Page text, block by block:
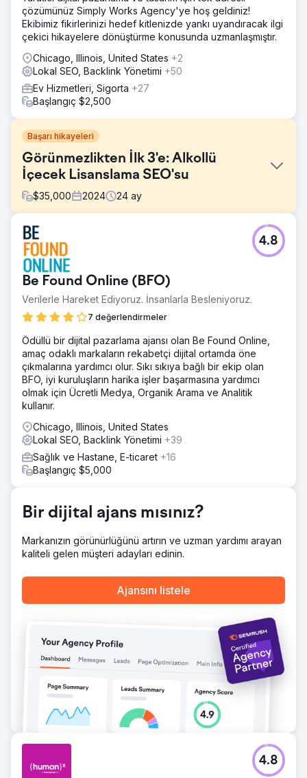
çözümünüz Simply Works Agency'ye hoş geldiniz!
Ekibimiz fikirlerinizi hedef kitlenizde yankı uyandıracak ilgi
çekici hikayelere dönüştürme konusunda uzmanlaşmıştır.
Chicago, Illinois, United States +2
Lokal SEO, Backlink Yönetimi +50
Ev Hizmetleri, Sigorta +27
Başlangıç $2,500
Başarı hikayeleri
Görünmezlikten İlk 3'e: Alkollü
İçecek Lisanslama SEO'su
$35,000 2024 24 ay
Meydan Okuma
Bu müşterinin bir web sitesi vardı, ancak iş üretmekte
başarısız oluyordu. Yerel varlıkları sıfırdı ve rekabetçi
terimlerde sıralamaya giremiyorlardı. Yerleşik ajanslarla
rekabet edebilmek için tasarımdan müşteri adayı
yönetimine kadar tüm dijital ekosistemi devralacak bir
ortağa ihtiyaçları vardı. Zorluk, ulusal büyümeye
hazırlanırken rekabetçi bir şehirde "En İyi 3" Harita
Paketine girmekti.
Çözüm
Stratejimiz, yerel SEO en iyi uygulamalarına dayanıyordu.
Web sitesini sıkı sayfa içi optimizasyon (şema, coğrafi
hedefleme) ile yeniden inşa ettik ve yerel sinyalleri
doğrulamak ve güven oluşturmak için sayfa dışı teknikler
uyguladık. Anında etkiyi en üst düzeye çıkarmak için
Google Ads ve otomatik müşteri edinme sistemlerini de
ekledik. Derin sayfa içi alaka düzeyi ve sayfa dışı otorite
oluşturmanın bu dengesi, onları Map Pack'te en üst
sıralara taşıyan özel etken oldu.
Müşterimiz artık kendi şehrinde pazar lideri konumunda
olup, Google Harita Paketi'nde ilk 3'te yer almakta ve en
sonuçlarında üstünlük sağlamaktadır. Nitelikli potansiyel
müşteri sayısı, çalışma kapsamımızı genişletmemize olanak
hedeflemek için uygulamaya koyuyoruz ve erken
başarılar elde ediyoruz.
Be Found Online (BFO)
Verilerle Hareket Ediyoruz. İnsanlarla Besleniyoruz.
7 değerlendirmeler
4.8
Ödüllü bir dijital pazarlama ajansı olan Be Found Online,
amaç odaklı markaların rekabetçi dijital ortamda öne
çıkmalarına yardımcı olur. Sıkı sıkıya bağlı bir ekip olan
BFO, iyi kuruluşların harika işler başarmasına yardımcı
olmak için Ücretli Medya, Organik Arama ve Analitik
kullanır.
Chicago, Illinois, United States
Lokal SEO, Backlink Yönetimi +39
Sağlık ve Hastane, E-ticaret +16
Başlangıç $5,000
Bir dijital ajans mısınız?
Markanızın görünürlüğünü artırın ve uzman yardımı arayan
kaliteli gelen müşteri adayları edinin.
Ajansını listele
4.8